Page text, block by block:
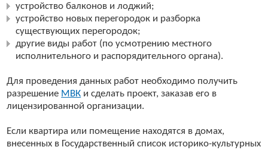
устройство балконов и лоджий;
устройство новых перегородок и разборка
существующих перегородок;
другие виды работ (по усмотрению местного
исполнительного и распорядительного органа).
Для проведения данных работ необходимо получить
разрешение МВК и сделать проект, заказав его в
лицензированной организации.
Если квартира или помещение находятся в домах,
внесенных в Государственный список историко-культурных